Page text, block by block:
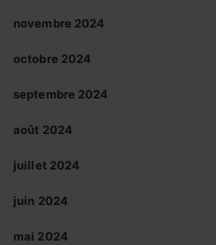
novembre 2024
octobre 2024
septembre 2024
août 2024
juillet 2024
juin 2024
mai 2024